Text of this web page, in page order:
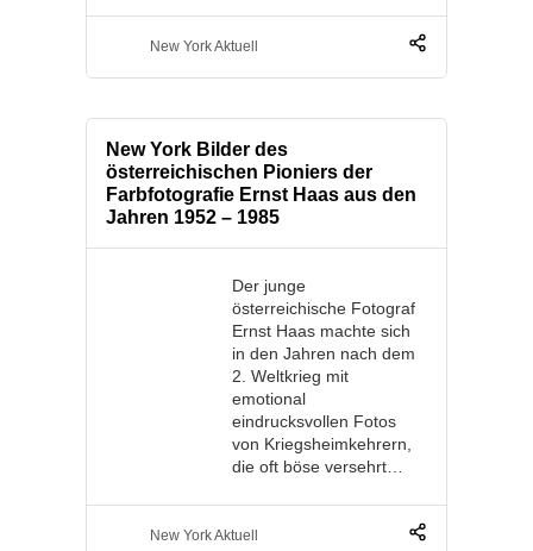
New York Aktuell
New York Bilder des
österreichischen Pioniers der
Farbfotografie Ernst Haas aus den
Jahren 1952 – 1985
Der junge
österreichische Fotograf
Ernst Haas machte sich
in den Jahren nach dem
2. Weltkrieg mit
emotional
eindrucksvollen Fotos
von Kriegsheimkehrern,
die oft böse versehrt…
New York Aktuell